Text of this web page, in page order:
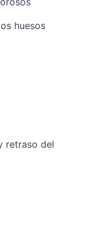
huesos
retraso del